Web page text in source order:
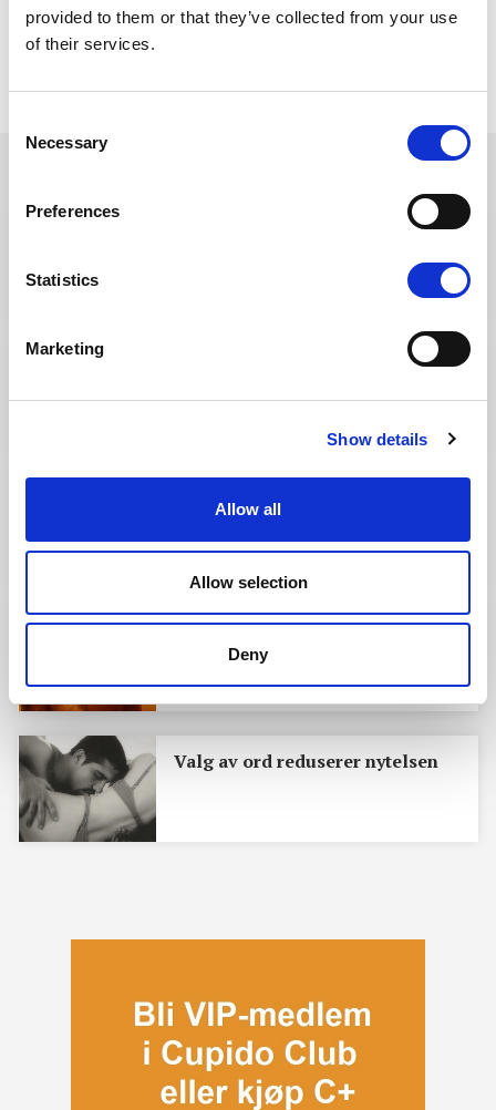
provided to them or that they’ve collected from your use
of their services.
Selection
Necessary
Preferences
Statistics
Marketing
Show details
Allow all
Allow selection
Deny
Søkeord:
Cupido kunnskap: Mannens
Sex = Syn+Lukt+Smak+Lyd
Valg av ord reduserer nytelsen